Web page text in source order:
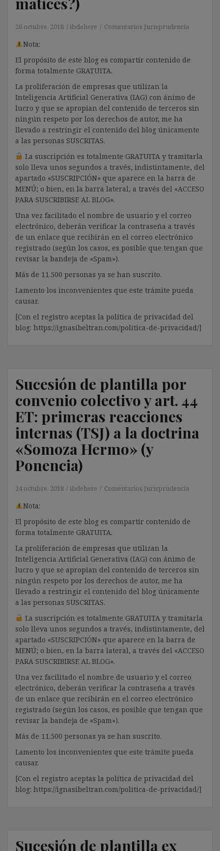
26 octubre, 2018 ibdehere Comentarios Jurisprudencia
Nota:
El propósito de este blog es compartir contenido de
forma totalmente GRATUITA.
La proliferación de empresas que utilizan la
Inteligencia Artificial Generativa (IAG) con ánimo de
lucro y que se apropian del contenido de terceros sin
ningún respeto por los derechos de autor, me ha
llevado a restringir el contenido del blog únicamente
a las personas SUSCRITAS.
La suscripción es totalmente GRATUITA y tramitarla
solo lleva unos segundos a través, indistintamente, del
apartado «SUSCRIPCIÓN» que aparece en la barra de
MENÚ; o bien, en la barra lateral, a través del «ACCESO
PARA SUSCRIBIRSE AL BLOG».
Una vez facilitado el nombre de usuario y el correo
electrónico, deberán verificar la contraseña a través
de un enlace que recibirán en el correo electrónico
registrado (según los casos, es posible que tengan que
revisar la bandeja de «Spam»).
Más de 11.500 personas ya se han suscrito.
Lamento los inconvenientes que este trámite pueda
causar.
[Con el registro aceptas la política de privacidad del
blog: https://ignasibeltran.com/politica-de-privacidad/]
Sucesión de plantilla por
convenio colectivo y art. 44
ET: primeras reacciones
internas (TSJ) a la doctrina
«Somoza Hermo» (y
Ponencia)
24 octubre, 2018 ibdehere Comentarios Jurisprudencia
Nota:
El propósito de este blog es compartir contenido de
forma totalmente GRATUITA.
La proliferación de empresas que utilizan la
Inteligencia Artificial Generativa (IAG) con ánimo de
lucro y que se apropian del contenido de terceros sin
ningún respeto por los derechos de autor, me ha
llevado a restringir el contenido del blog únicamente
a las personas SUSCRITAS.
La suscripción es totalmente GRATUITA y tramitarla
solo lleva unos segundos a través, indistintamente, del
apartado «SUSCRIPCIÓN» que aparece en la barra de
MENÚ; o bien, en la barra lateral, a través del «ACCESO
PARA SUSCRIBIRSE AL BLOG».
Una vez facilitado el nombre de usuario y el correo
electrónico, deberán verificar la contraseña a través
de un enlace que recibirán en el correo electrónico
registrado (según los casos, es posible que tengan que
revisar la bandeja de «Spam»).
Más de 11.500 personas ya se han suscrito.
Lamento los inconvenientes que este trámite pueda
causar.
[Con el registro aceptas la política de privacidad del
blog: https://ignasibeltran.com/politica-de-privacidad/]
Sucesión de plantilla ex